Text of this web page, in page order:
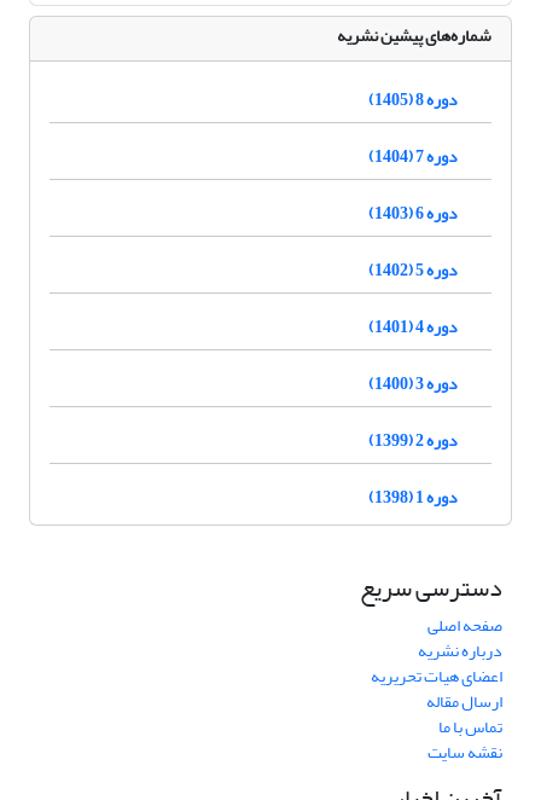
شماره‌های پیشین نشریه
دوره 8 (1405)
دوره 7 (1404)
دوره 6 (1403)
دوره 5 (1402)
دوره 4 (1401)
دوره 3 (1400)
دوره 2 (1399)
دوره 1 (1398)
دسترسی سریع
صفحه اصلی
درباره نشریه
اعضای هیات تحریریه
ارسال مقاله
تماس با ما
نقشه سایت